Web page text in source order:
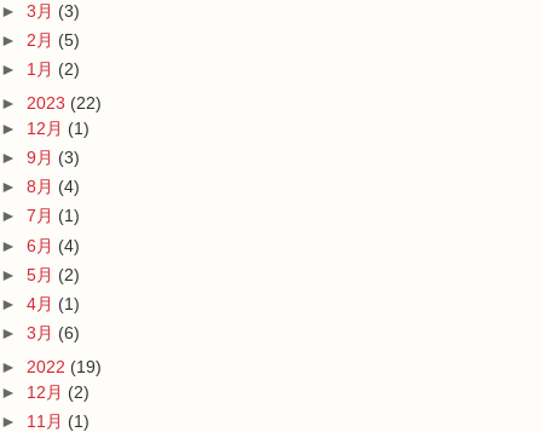
► 3月 (3)
► 2月 (5)
► 1月 (2)
► 2023 (22)
► 12月 (1)
► 9月 (3)
► 8月 (4)
► 7月 (1)
► 6月 (4)
► 5月 (2)
► 4月 (1)
► 3月 (6)
► 2022 (19)
► 12月 (2)
► 11月 (1)